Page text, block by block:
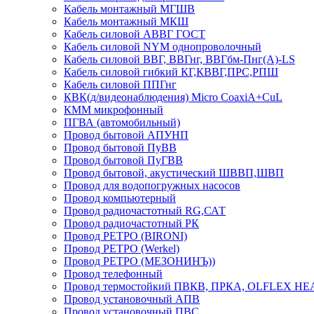
Кабель монтажный МГШВ
Кабель монтажный МКШ
Кабель силовой АВВГ ГОСТ
Кабель силовой NYM однопроволочный
Кабель силовой ВВГ, ВВГнг, ВВГбм-Пнг(А)-LS
Кабель силовой гибкий КГ,КВВГ,ПРС,РПШ
Кабель силовой ППГнг
КВК(д/видеонаблюдения) Micro CoaxiA+CuL
КММ микрофонный
ПГВА (автомобильный)
Провод бытовой АПУНП
Провод бытовой ПуВВ
Провод бытовой ПуГВВ
Провод бытовой, акустический ШВВП,ШВП
Провод для водопогружных насосов
Провод компьютерный
Провод радиочастотный RG,САТ
Провод радиочастотный РК
Провод РЕТРО (BIRONI)
Провод РЕТРО (Werkel)
Провод РЕТРО (МЕЗОНИНЪ))
Провод телефонный
Провод термостойкий ПВКВ, ПРКА, OLFLEX
Провод установочный АПВ